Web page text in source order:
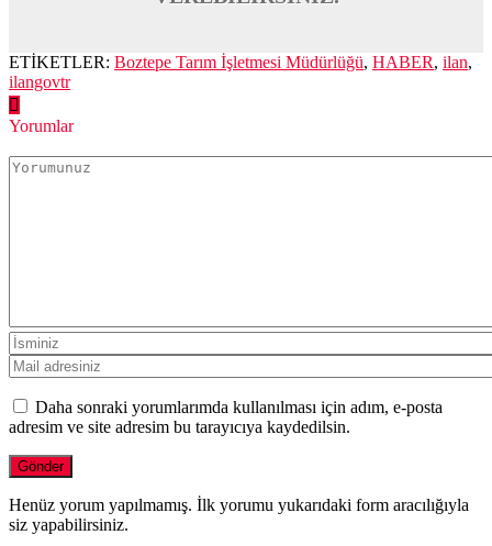
ETİKETLER: Boztepe Tarım İşletmesi Müdürlüğü, HABER, ilan,
ilangovtr
Yorumlar
Daha sonraki yorumlarımda kullanılması için adım, e-posta
adresim ve site adresim bu tarayıcıya kaydedilsin.
Henüz yorum yapılmamış. İlk yorumu yukarıdaki form aracılığıyla
siz yapabilirsiniz.